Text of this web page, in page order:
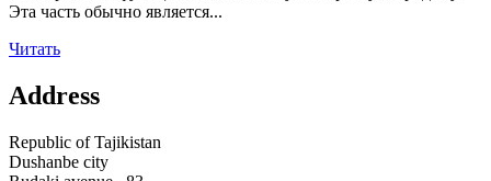
Эта часть обычно является...
Читать
Address
Republic of Tajikistan
Dushanbe city